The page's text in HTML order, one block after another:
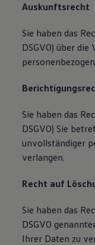
Auskunftsrecht
Sie haben das
DSGVO) über
Sie haben das
DSGVO) Sie
unvollständiger
verlangen.
Recht auf
Sie haben das
DSGVO
Ihrer Daten zu